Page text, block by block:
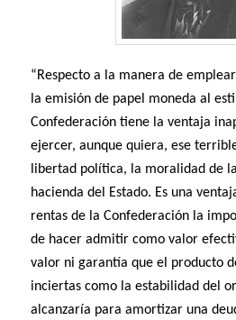
“Respecto a la manera de
la emisión de papel moneda al
Confederación tiene la ventaja
ejercer, aunque quiera, ese
libertad política, la moralidad de
hacienda del Estado. Es una
rentas de la Confederación la
de hacer admitir como valor
valor ni garantía que el producto
inciertas como la estabilidad del
alcanzaría para amortizar una